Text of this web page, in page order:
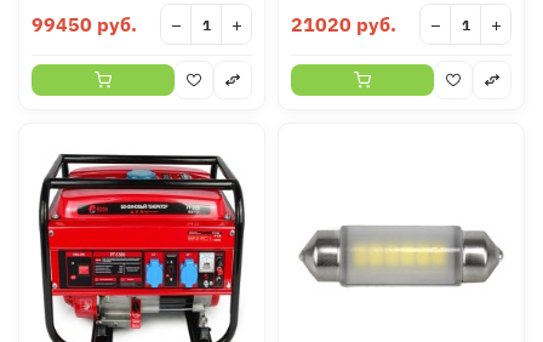
99450 руб. − + 21020 руб. − +